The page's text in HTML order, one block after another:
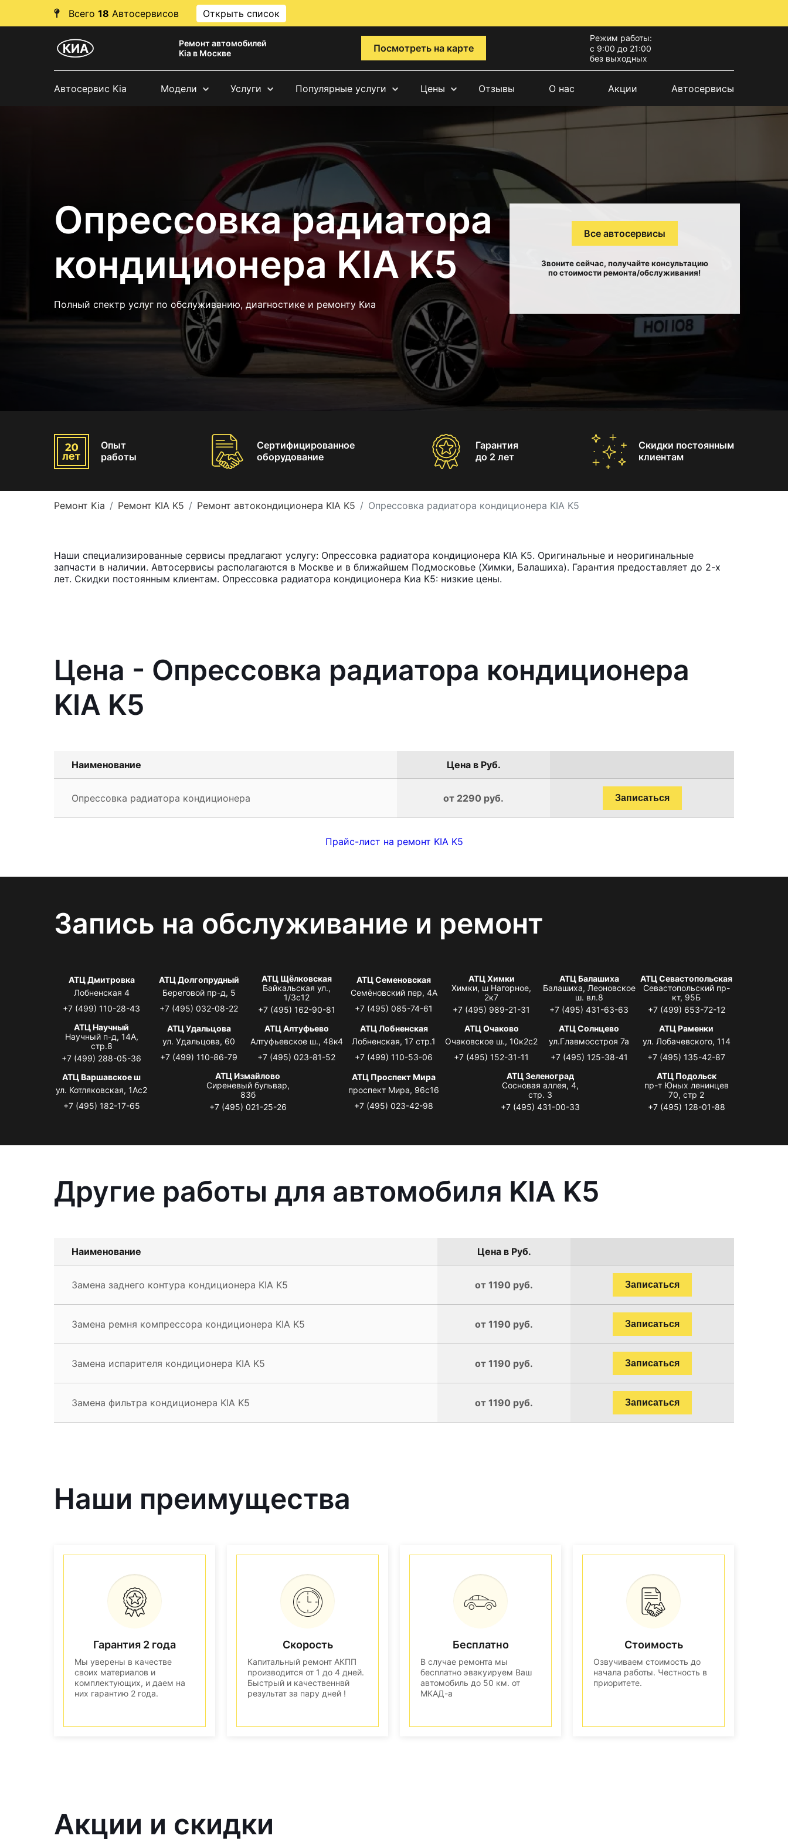
Всего 18 Автосервисов Открыть список
Ремонт автомобилей
Kia в Москве
Посмотреть на карте
Режим работы:
с 9:00 до 21:00
без выходных
Автосервис Kia Модели Услуги Популярные услуги Цены Отзывы О нас Акции Автосервисы
Опрессовка радиатора
кондиционера KIA K5
Полный спектр услуг по обслуживанию, диагностике и ремонту Киа
Все автосервисы
Звоните сейчас, получайте консультацию
по стоимости ремонта/обслуживания!
Опыт
работы
Сертифицированное
оборудование
Гарантия
до 2 лет
Скидки постоянным
клиентам
Ремонт Kia Ремонт KIA K5 Ремонт автокондиционера KIA K5 Опрессовка радиатора кондиционера KIA K5
Наши специализированные сервисы предлагают услугу: Опрессовка радиатора кондиционера KIA K5. Оригинальные и неоригинальные
запчасти в наличии. Автосервисы располагаются в Москве и в ближайшем Подмосковье (Химки, Балашиха). Гарантия предоставляет до 2-х
лет. Скидки постоянным клиентам. Опрессовка радиатора кондиционера Киа К5: низкие цены.
Цена - Опрессовка радиатора кондиционера
KIA K5
Наименование Цена в Руб.
Опрессовка радиатора кондиционера от 2290 руб. Записаться
Прайс-лист на ремонт KIA K5
Запись на обслуживание и ремонт
АТЦ Дмитровка
Лобненская 4
+7 (499) 110-28-43
АТЦ Долгопрудный
Береговой пр-д, 5
+7 (495) 032-08-22
АТЦ Щёлковская
Байкальская ул.,
1/3с12
+7 (495) 162-90-81
АТЦ Семеновская
Семёновский пер, 4А
+7 (495) 085-74-61
АТЦ Химки
Химки, ш Нагорное,
2к7
+7 (495) 989-21-31
АТЦ Балашиха
Балашиха, Леоновское
ш. вл.8
+7 (495) 431-63-63
АТЦ Севастопольская
Севастопольский пр-
кт, 95Б
+7 (499) 653-72-12
АТЦ Научный
Научный п-д, 14А,
стр.8
+7 (499) 288-05-36
АТЦ Удальцова
ул. Удальцова, 60
+7 (499) 110-86-79
АТЦ Алтуфьево
Алтуфьевское ш., 48к4
+7 (495) 023-81-52
АТЦ Лобненская
Лобненская, 17 стр.1
+7 (499) 110-53-06
АТЦ Очаково
Очаковское ш., 10к2с2
+7 (495) 152-31-11
АТЦ Солнцево
ул.Главмосстроя 7а
+7 (495) 125-38-41
АТЦ Раменки
ул. Лобачевского, 114
+7 (495) 135-42-87
АТЦ Варшавское ш
ул. Котляковская, 1Ас2
+7 (495) 182-17-65
АТЦ Измайлово
Сиреневый бульвар,
83б
+7 (495) 021-25-26
АТЦ Проспект Мира
проспект Мира, 96с16
+7 (495) 023-42-98
АТЦ Зеленоград
Сосновая аллея, 4,
стр. 3
+7 (495) 431-00-33
АТЦ Подольск
пр-т Юных ленинцев
70, стр 2
+7 (495) 128-01-88
Другие работы для автомобиля KIA K5
Наименование Цена в Руб.
Замена заднего контура кондиционера KIA K5 от 1190 руб. Записаться
Замена ремня компрессора кондиционера KIA K5 от 1190 руб. Записаться
Замена испарителя кондиционера KIA K5 от 1190 руб. Записаться
Замена фильтра кондиционера KIA K5 от 1190 руб. Записаться
Наши преимущества
Гарантия 2 года
Мы уверены в качестве
своих материалов и
комплектующих, и даем на
них гарантию 2 года.
Скорость
Капитальный ремонт АКПП
производится от 1 до 4 дней.
Быстрый и качественнвй
результат за пару дней !
Бесплатно
В случае ремонта мы
бесплатно эвакуируем Ваш
автомобиль до 50 км. от
МКАД-а
Стоимость
Озвучиваем стоимость до
начала работы. Честность в
приоритете.
Акции и скидки